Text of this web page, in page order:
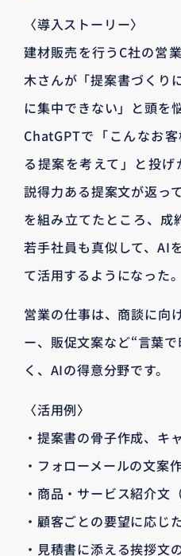
〈導入ストーリー〉
建材販売を行うC社の営
木さんが「提案書づくり
に集中できない」と頭を
ChatGPTで「こんなお
る提案を考えて」と投
説得力ある提案文が返っ
を組み立てたところ、成
若手社員も真似して、AI
て活用するようになった。
営業の仕事は、商談に向
ー、販促文案など“言葉
く、AIの得意分野です。
〈活用例〉
・提案書の骨子作成、キ
・フォローメールの文案
・商品・サービス紹介文
・顧客ごとの要望に応じ
・見積書に添える挨拶文